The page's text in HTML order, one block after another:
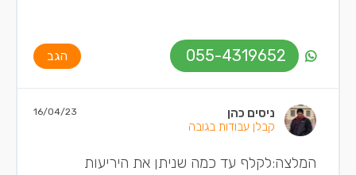
055-4319652 הגב
ניסים כהן
קבלן עבודות בגובה
16/04/23
המלצה:לקלף עד כמה שניתן את היריעות